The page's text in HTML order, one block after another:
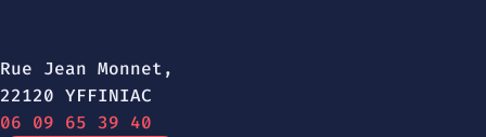
Rue Jean Monnet,
22120 YFFINIAC
06 09 65 39 40